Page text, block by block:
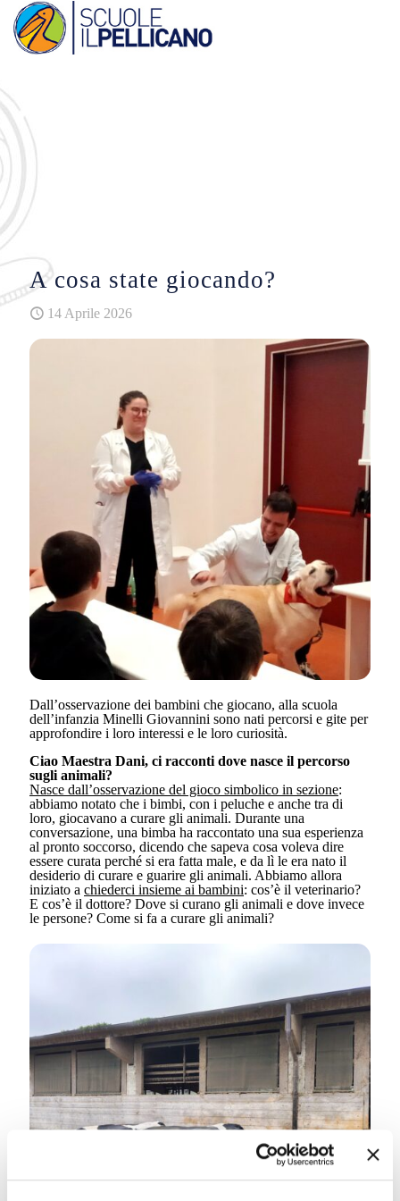
A cosa state giocando?
14 Aprile 2026
Dall’osservazione dei bambini che giocano, alla scuola
dell’infanzia Minelli Giovannini sono nati percorsi e gite per
approfondire i loro interessi e le loro curiosità.
Ciao Maestra Dani, ci racconti dove nasce il percorso
sugli animali?
Nasce dall’osservazione del gioco simbolico in sezione:
abbiamo notato che i bimbi, con i peluche e anche tra di
loro, giocavano a curare gli animali. Durante una
conversazione, una bimba ha raccontato una sua esperienza
al pronto soccorso, dicendo che sapeva cosa voleva dire
essere curata perché si era fatta male, e da lì le era nato il
desiderio di curare e guarire gli animali. Abbiamo allora
iniziato a chiederci insieme ai bambini: cos’è il veterinario?
E cos’è il dottore? Dove si curano gli animali e dove invece
le persone? Come si fa a curare gli animali?